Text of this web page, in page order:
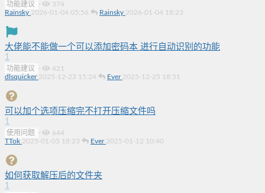
功能建议 ·
374
Rainsky 2026-01-04 05:56 Rainsky 2026-01-04 18:23
大佬能不能做一个可以添加密码本 进行自动识别的功能
1
功能建议 ·
421
dlsquicker 2025-12-23 15:24 Ever 2025-12-25 18:51
可以加个选项压缩完不打开压缩文件吗
1
使用问题 ·
644
TTok 2025-01-05 18:23 Ever 2025-01-12 10:40
如何获取解压后的文件夹
1